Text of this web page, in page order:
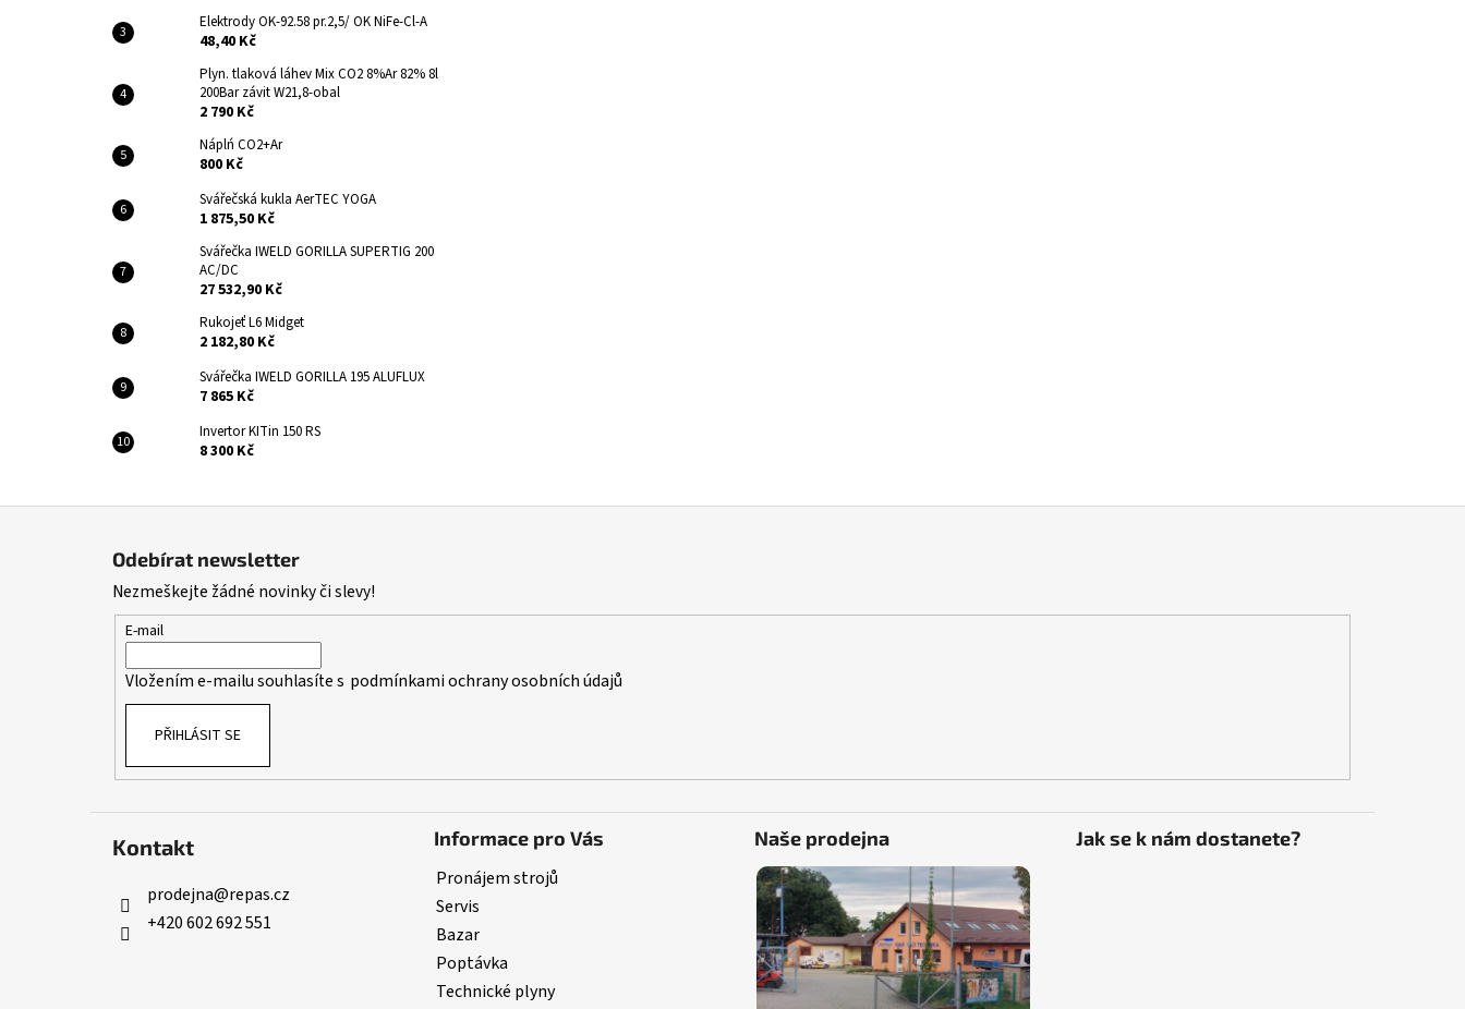
Elektrody OK-92.58 pr.2,5/ OK NiFe-Cl-A
48,40 Kč
Plyn. tlaková láhev Mix CO2 8%Ar 82% 8l
200Bar závit W21,8-obal
2 790 Kč
Náplń CO2+Ar
800 Kč
Svářečská kukla AerTEC YOGA
1 875,50 Kč
Svářečka IWELD GORILLA SUPERTIG 200
AC/DC
27 532,90 Kč
Rukojeť L6 Midget
2 182,80 Kč
Svářečka IWELD GORILLA 195 ALUFLUX
7 865 Kč
Invertor KITin 150 RS
8 300 Kč
Odebírat newsletter
Nezmeškejte žádné novinky či slevy!
E-mail
Vložením e-mailu souhlasíte s podmínkami ochrany osobních údajů
PŘIHLÁSIT SE
Kontakt
prodejna@repas.cz
+420 602 692 551
Informace pro Vás
Pronájem strojů
Servis
Bazar
Poptávka
Technické plyny
Naše prodejna Jak se k nám dostanete?